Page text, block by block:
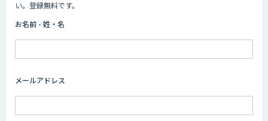
い。登録無料です。
お名前 - 姓・名
メールアドレス